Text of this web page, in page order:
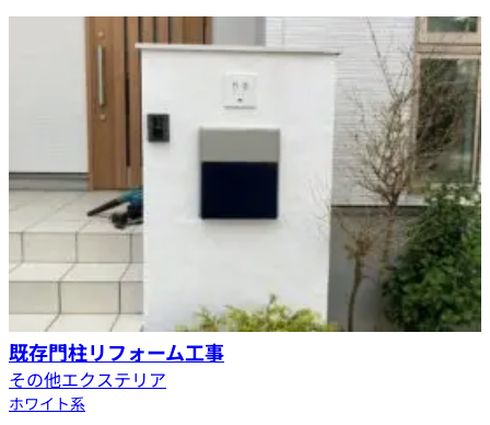
既存門柱リフォーム工事
その他エクステリア
ホワイト系